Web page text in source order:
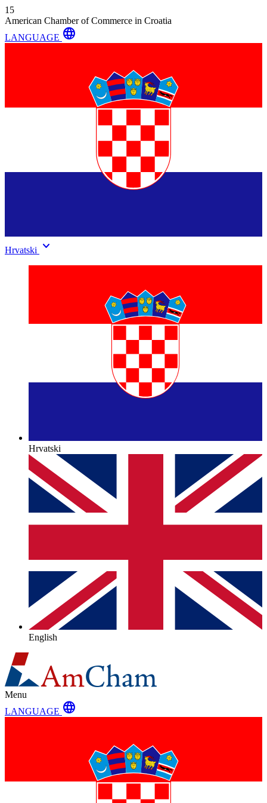
15
American Chamber of Commerce in Croatia
LANGUAGE language
Hrvatski keyboard_arrow_down
Hrvatski
English
Menu
LANGUAGE language